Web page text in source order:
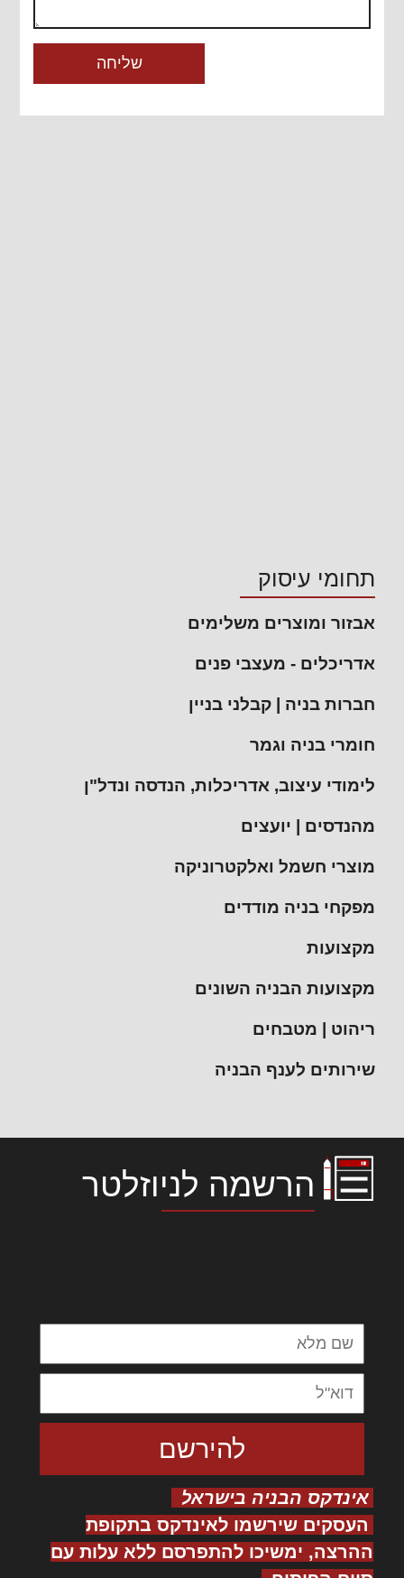
תחומי עיסוק
אבזור ומוצרים משלימים
אדריכלים - מעצבי פנים
חברות בניה | קבלני בניין
חומרי בניה וגמר
לימודי עיצוב, אדריכלות, הנדסה ונדל"ן
מהנדסים | יועצים
מוצרי חשמל ואלקטרוניקה
מפקחי בניה מודדים
מקצועות
מקצועות הבניה השונים
ריהוט | מטבחים
שירותים לענף הבניה
שליחה
הרשמה לניוזלטר
אינדקס הבניה בישראל
העסקים שירשמו לאינדקס בתקופת
ההרצה, ימשיכו להתפרסם ללא עלות עם